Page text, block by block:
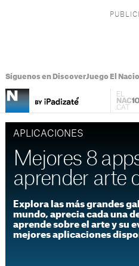
Síguenos en DiscoverJuego El
APLICACIONES
Mejores 8
aprender arte
Explora las más grandes
mundo, aprecia cada una
aprende sobre el arte y su
mejores aplicaciones